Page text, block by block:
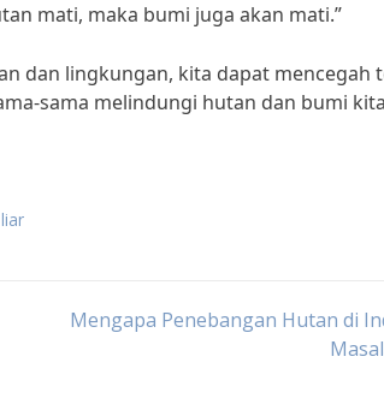
mati, maka bumi juga akan mati.”
dan lingkungan, kita dapat mencegah
sama melindungi hutan dan bumi
Mengapa Penebangan Hutan di